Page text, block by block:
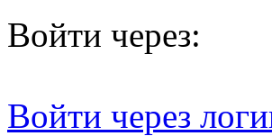
Войти через:
Войти через